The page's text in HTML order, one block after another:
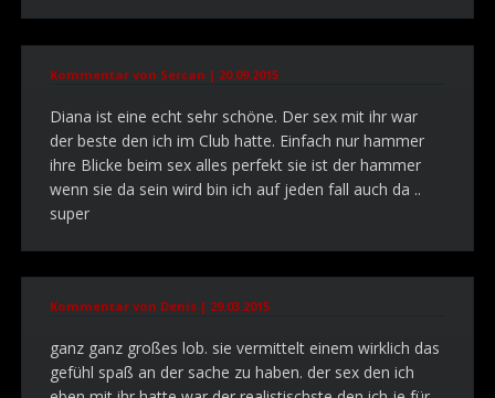
Kommentar von Sercan | 20.09.2015
Diana ist eine echt sehr schöne. Der sex mit ihr war
der beste den ich im Club hatte. Einfach nur hammer
ihre Blicke beim sex alles perfekt sie ist der hammer
wenn sie da sein wird bin ich auf jeden fall auch da ..
super
Kommentar von Denis | 29.03.2015
ganz ganz großes lob. sie vermittelt einem wirklich das
gefühl spaß an der sache zu haben. der sex den ich